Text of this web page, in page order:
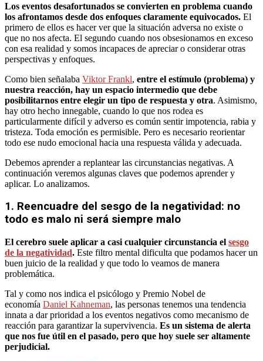
Los eventos desafortunados se convierten en problema cuando
los afrontamos desde dos enfoques claramente equivocados. El
primero de ellos es hacer ver que la situación adversa no existe o
que no nos afecta. El segundo cuando nos obsesionamos en exceso
con esa realidad y somos incapaces de apreciar o considerar otras
perspectivas y enfoques.
Como bien señalaba Viktor Frankl, entre el estímulo (problema) y
nuestra reacción, hay un espacio intermedio que debe
posibilitarnos entre elegir un tipo de respuesta y otra. Asimismo,
hay otro hecho innegable, cuando lo que nos rodea es
particularmente difícil y adverso es común sentir impotencia, rabia y
tristeza. Toda emoción es permisible. Pero es necesario reorientar
todo ese nudo emocional hacia una respuesta válida y adecuada.
Debemos aprender a replantear las circunstancias negativas. A
continuación veremos algunas claves que podemos aprender y
aplicar. Lo analizamos.
1. Reencuadre del sesgo de la negatividad: no
todo es malo ni será siempre malo
El cerebro suele aplicar a casi cualquier circunstancia el sesgo
de la negatividad. Este filtro mental dificulta que podamos hacer un
buen juicio de la realidad y que todo lo veamos de manera
problemática.
Tal y como nos indica el psicólogo y Premio Nobel de
economía Daniel Kahneman, las personas tenemos una tendencia
innata a dar prioridad a los eventos negativos como mecanismo de
reacción para garantizar la supervivencia. Es un sistema de alerta
que nos fue útil en el pasado, pero que hoy suele ser altamente
perjudicial.